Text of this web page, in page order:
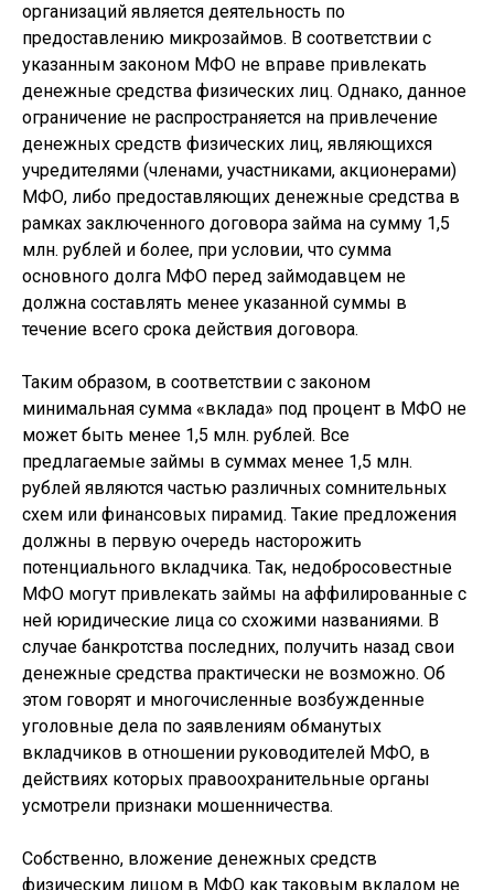
организаций является деятельность по
предоставлению микрозаймов. В соответствии с
указанным законом МФО не вправе привлекать
денежные средства физических лиц. Однако, данное
ограничение не распространяется на привлечение
денежных средств физических лиц, являющихся
учредителями (членами, участниками, акционерами)
МФО, либо предоставляющих денежные средства в
рамках заключенного договора займа на сумму 1,5
млн. рублей и более, при условии, что сумма
основного долга МФО перед займодавцем не
должна составлять менее указанной суммы в
течение всего срока действия договора.
Таким образом, в соответствии с законом
минимальная сумма «вклада» под процент в МФО не
может быть менее 1,5 млн. рублей. Все
предлагаемые займы в суммах менее 1,5 млн.
рублей являются частью различных сомнительных
схем или финансовых пирамид. Такие предложения
должны в первую очередь насторожить
потенциального вкладчика. Так, недобросовестные
МФО могут привлекать займы на аффилированные с
ней юридические лица со схожими названиями. В
случае банкротства последних, получить назад свои
денежные средства практически не возможно. Об
этом говорят и многочисленные возбужденные
уголовные дела по заявлениям обманутых
вкладчиков в отношении руководителей МФО, в
действиях которых правоохранительные органы
усмотрели признаки мошенничества.
Собственно, вложение денежных средств
физическим лицом в МФО как таковым вкладом не